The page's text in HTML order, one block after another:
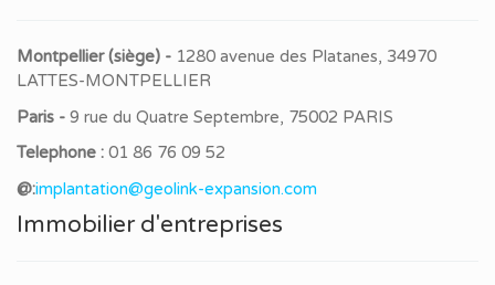
Montpellier (siège) - 1280 avenue des Platanes, 34970
LATTES-MONTPELLIER
Paris - 9 rue du Quatre Septembre, 75002 PARIS
Telephone : 01 86 76 09 52
@:implantation@geolink-expansion.com
Immobilier d'entreprises